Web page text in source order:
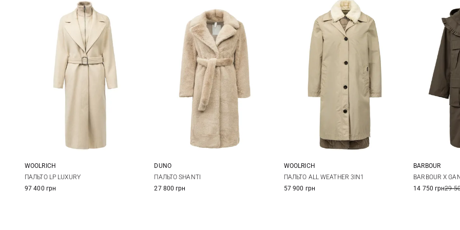
S M
WOOLRICH
ПАЛЬТО LP LUXURY
97 400 грн
38 40
DUNO
ПАЛЬТО SHANTI
27 800 грн
S M L
WOOLRICH
ПАЛЬТО ALL WEATHER 3IN1
57 900 грн
6
BARBOUR
BARBOUR X
14 750 грн29